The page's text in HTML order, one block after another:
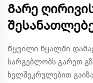
Გარე
Წყვილი წყალში
სარგებლობს გარეთ
ხელშეკრულებით